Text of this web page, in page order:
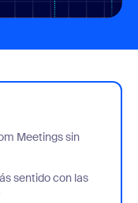
Meetings sin
Zoom Meetings sin
sentido con las
más sentido con las